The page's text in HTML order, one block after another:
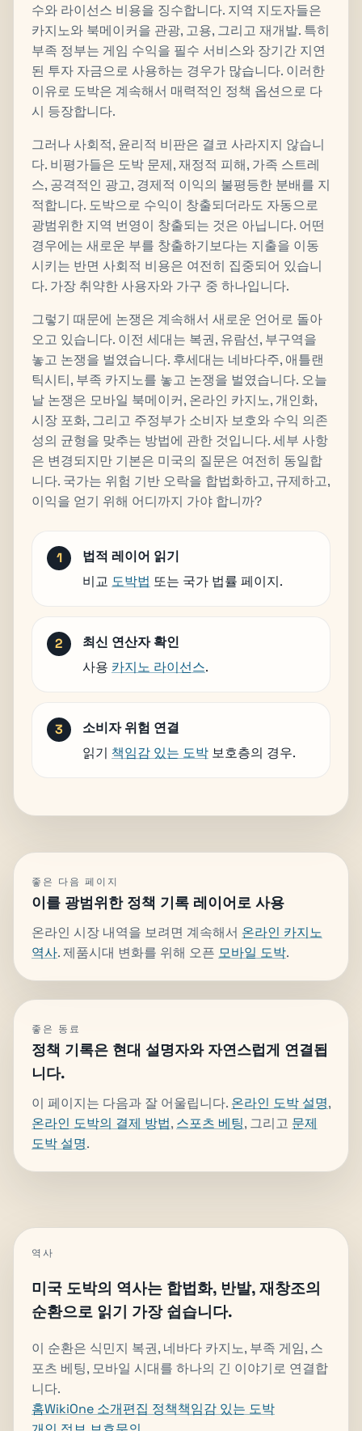
수와 라이선스 비용을 징수합니다. 지역 지도자들은
카지노와 북메이커을 관광, 고용, 그리고 재개발. 특히
부족 정부는 게임 수익을 필수 서비스와 장기간 지연
된 투자 자금으로 사용하는 경우가 많습니다. 이러한
이유로 도박은 계속해서 매력적인 정책 옵션으로 다
시 등장합니다.
그러나 사회적, 윤리적 비판은 결코 사라지지 않습니
다. 비평가들은 도박 문제, 재정적 피해, 가족 스트레
스, 공격적인 광고, 경제적 이익의 불평등한 분배를 지
적합니다. 도박으로 수익이 창출되더라도 자동으로
광범위한 지역 번영이 창출되는 것은 아닙니다. 어떤
경우에는 새로운 부를 창출하기보다는 지출을 이동
시키는 반면 사회적 비용은 여전히 집중되어 있습니
다. 가장 취약한 사용자와 가구 중 하나입니다.
그렇기 때문에 논쟁은 계속해서 새로운 언어로 돌아
오고 있습니다. 이전 세대는 복권, 유람선, 부구역을
놓고 논쟁을 벌였습니다. 후세대는 네바다주, 애틀랜
틱시티, 부족 카지노를 놓고 논쟁을 벌였습니다. 오늘
날 논쟁은 모바일 북메이커, 온라인 카지노, 개인화,
시장 포화, 그리고 주정부가 소비자 보호와 수익 의존
성의 균형을 맞추는 방법에 관한 것입니다. 세부 사항
은 변경되지만 기본은 미국의 질문은 여전히 동일합
니다. 국가는 위험 기반 오락을 합법화하고, 규제하고,
이익을 얻기 위해 어디까지 가야 합니까?
법적 레이어 읽기
비교 도박법 또는 국가 법률 페이지.
최신 연산자 확인
사용 카지노 라이선스.
소비자 위험 연결
읽기 책임감 있는 도박 보호층의 경우.
좋은 다음 페이지
이를 광범위한 정책 기록 레이어로 사용
온라인 시장 내역을 보려면 계속해서 온라인 카지노
역사. 제품시대 변화를 위해 오픈 모바일 도박.
좋은 동료
정책 기록은 현대 설명자와 자연스럽게 연결됩
니다.
이 페이지는 다음과 잘 어울립니다. 온라인 도박 설명,
온라인 도박의 결제 방법, 스포츠 베팅, 그리고 문제
도박 설명.
역사
미국 도박의 역사는 합법화, 반발, 재창조의
순환으로 읽기 가장 쉽습니다.
이 순환은 식민지 복권, 네바다 카지노, 부족 게임, 스
포츠 베팅, 모바일 시대를 하나의 긴 이야기로 연결합
니다.
홈WikiOne 소개편집 정책책임감 있는 도박